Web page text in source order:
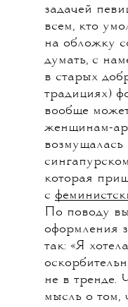
задачей
всем, кто
на обложку
думать, с
в старых
традициях)
вообще
женщинам-
возмущалась
которая
с
По поводу
оформления
так: «Я
не в тренде.
мысль о том,